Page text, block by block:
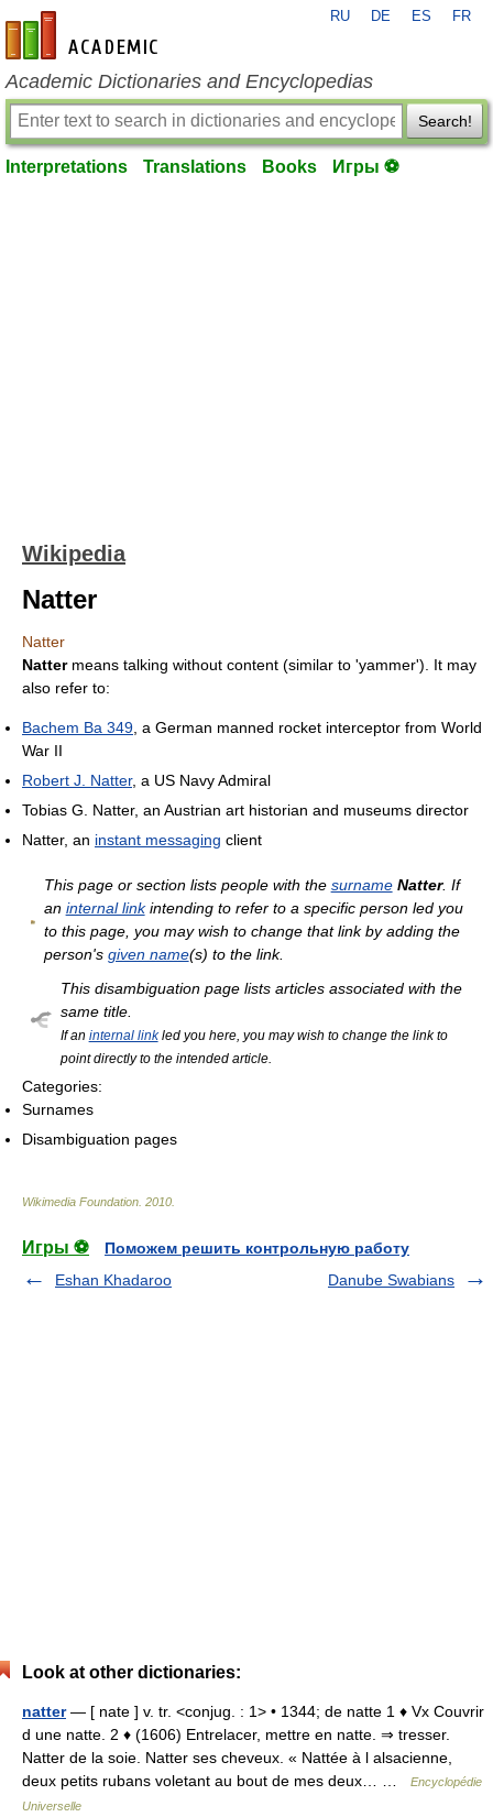
en-academic.com
RU DE ES FR
Academic Dictionaries and Encyclopedias
Search!
Interpretations Translations Books Игры ⚽
Wikipedia
Natter
Natter
Nattermeans talking without content (similar to 'yammer'). It may
also refer to:
Bachem Ba 349 , a German manned rocket interceptor from World
War II
Robert J. Natter, a US Navy Admiral
Tobias G. Natter, an Austrian art historian and museums director
Natter, an instant messaging client
This page or section lists people with the surname Natter. If
an internal linkintending to refer to a specific person led you
to this page, you may wish to change that link by adding the
person's given name(s) to the link.
This disambiguation page lists articles associated with the
same title.
If an internal linkled you here, you may wish to change the link to
point directly to the intended article.
Categories:
Surnames
Disambiguation pages
Wikimedia Foundation 2010
Игры ⚽
Поможем решить контрольную работу
Eshan Khadaroo
Danube Swabians
Look at other dictionaries:
natter— [ nate ] v. tr. <conjug. : 1> • 1344; de natte 1 ♦ Vx Couvrir
d une natte. 2 ♦ (1606) Entrelacer, mettre en natte. ⇒ tresser.
Natter de la soie. Natter ses cheveux. « Nattée à l alsacienne,
deux petits rubans voletant au bout de mes deux… …
Encyclopédie
Universelle